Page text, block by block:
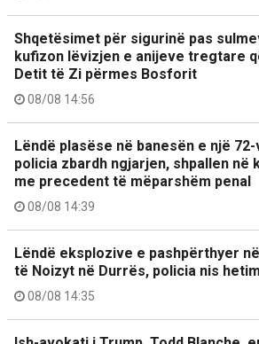
Shqetësimet për sigurinë pas
kufizon lëvizjen e anijeve tregtare
Detit të Zi përmes Bosforit
08/08 14:56
Lëndë plasëse në banesën e një
policia zbardh ngjarjen, shpallen në
me precedent të mëparshëm penal
08/08 14:39
Lëndë eksplozive e pashpërthyer
të Noizyt në Durrës, policia nis
08/08 14:35